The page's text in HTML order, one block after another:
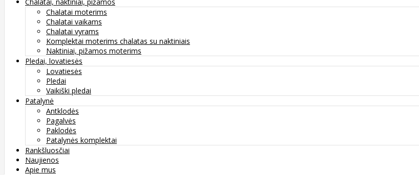
Chalatai moterims
Chalatai vaikams
Chalatai vyrams
Komplektai moterims chalatas su naktiniais
Naktiniai, pižamos moterims
Pledai, lovatiesės
Lovatiesės
Pledai
Vaikiški pledai
Patalynė
Antklodės
Pagalvės
Paklodės
Patalynės komplektai
Rankšluosčiai
Naujienos
Apie mus